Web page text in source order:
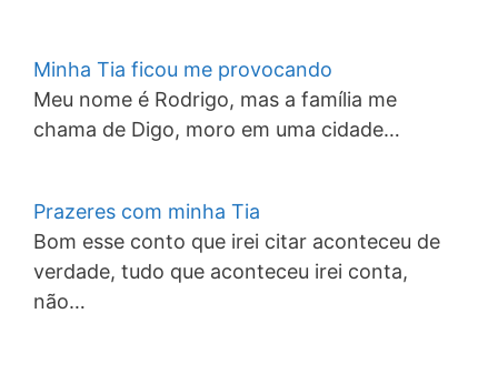
Minha Tia ficou me provocando
Meu nome é Rodrigo, mas a família me
chama de Digo, moro em uma cidade…
Prazeres com minha Tia
Bom esse conto que irei citar aconteceu de
verdade, tudo que aconteceu irei conta,
não…